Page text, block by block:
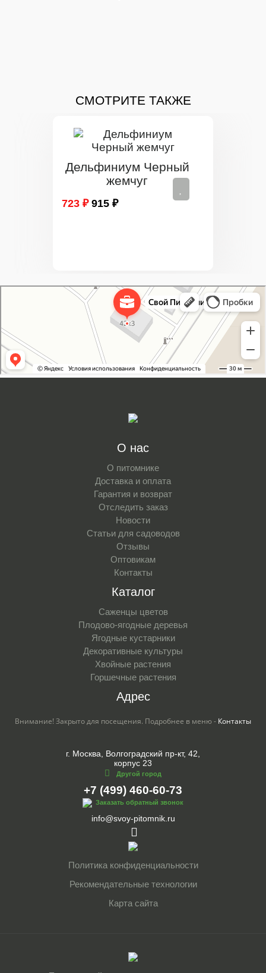
СМОТРИТЕ ТАКЖЕ
Дельфиниум Черный
жемчуг
723 ₽ 915 ₽
Питомник растений в Москве
О нас
О питомнике
Доставка и оплата
Гарантия и возврат
Отследить заказ
Новости
Статьи для садоводов
Отзывы
Оптовикам
Контакты
Каталог
Саженцы цветов
Плодово-ягодные деревья
Ягодные кустарники
Декоративные культуры
Хвойные растения
Горшечные растения
Адрес
Внимание! Закрыто для посещения. Подробнее в меню - Контакты
г. Москва, Волгоградский пр-кт, 42,
корпус 23
Другой город
+7 (499) 460-60-73
Заказать обратный звонок
info@svoy-pitomnik.ru
Политика конфиденциальности
Рекомендательные технологии
Карта сайта